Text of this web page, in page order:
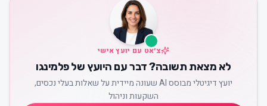
צ׳אט עם יועץ אישי
לא מצאת תשובה? דבר עם היועץ של פלמינגו
יועץ דיגיטלי מבוסס AI שעונה מיידית על שאלות בעלי נכסים,
השקעות וניהול